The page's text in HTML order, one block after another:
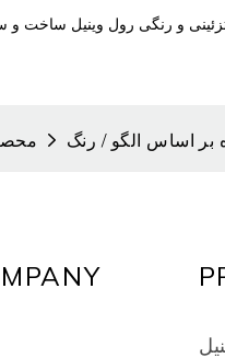
تزئینی و رنگی رول وینیل ساخت
اساس الگو / رنگ